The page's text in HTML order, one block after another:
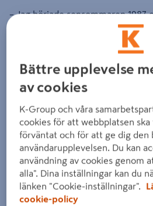
– Jag började sensommaren 1987
2000. Efter några års uppehåll
berättar Harriet. Intresset för
som barn, när jag hjälpte till med
pappas jobb på Östergyllen i
butiken hette då – och hälsade på
järnhandeln i tredje generationen.
Djurbergs Järnhandel har en lång
Företaget grundades redan 1869
och har utvecklats i takt med
Bättre upplevelse
av cookies
K-Group och våra
cookies för att webbplatsen ska
förväntat och för att ge dig den
användarupplevelsen. Du kan
användning av cookies genom
alla". Dina inställningar kan du
länken "Cookie-inställningar".
cookie-policy